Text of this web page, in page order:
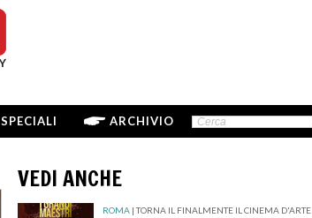
SPECIALI ARCHIVIO
VEDI ANCHE
ROMA |TORNA IL FINALMENTE IL CINEMA D'ARTE